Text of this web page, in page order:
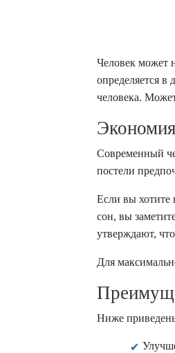
Человек может
определяется
человека.
Современный
постели
Если вы хотите
сон, вы
утверждают,
Для
Ниже